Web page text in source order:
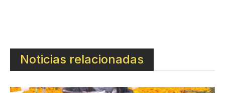
Noticias relacionadas